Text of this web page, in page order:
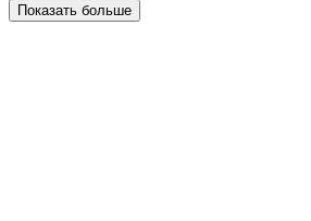
Показать больше